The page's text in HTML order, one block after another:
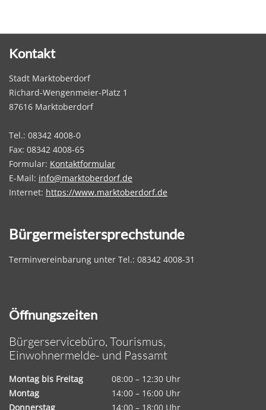
Kontakt
Stadt Marktoberdorf
Richard-Wengenmeier-Platz 1
87616 Marktoberdorf
Tel.: 08342 4008-0
Fax: 08342 4008-65
Formular: Kontaktformular
E-Mail: info@marktoberdorf.de
Internet: https://www.marktoberdorf.de
Bürgermeistersprechstunde
Terminvereinbarung unter Tel.: 08342 4008-31
Öffnungszeiten
Bürgerservicebüro, Tourismus,
Einwohnermelde- und Passamt
Montag bis Freitag
08:00 – 12:30 Uhr
Montag
14:00 – 16:00 Uhr
Donnerstag
14:00 – 18:00 Uhr